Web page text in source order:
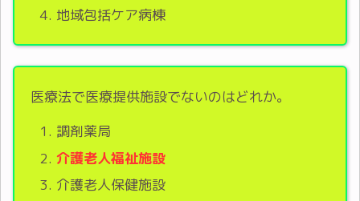
地域包括ケア病棟
医療法で医療提供施設でないのはどれか。
調剤薬局
介護老人福祉施設
介護老人保健施設